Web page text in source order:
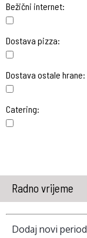
Bežični internet:
Dostava pizza:
Dostava ostale hrane:
Catering:
Radno vrijeme
Dodaj novi period